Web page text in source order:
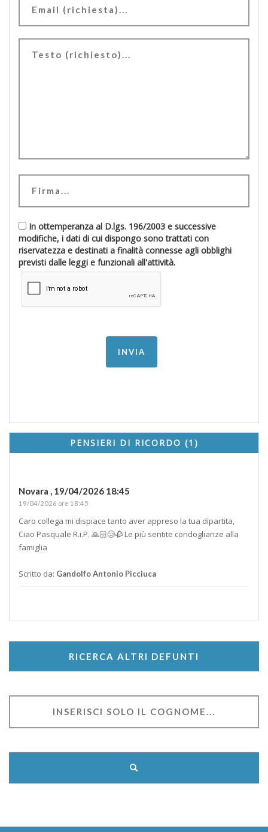
In ottemperanza al D.lgs. 196/2003 e successive
modifiche, i dati di cui dispongo sono trattati con
riservatezza e destinati a finalità connesse agli obblighi
previsti dalle leggi e funzionali all'attività.
PENSIERI DI RICORDO (1)
Novara , 19/04/2026 18:45
19/04/2026 ore 18:45
Caro collega mi dispiace tanto aver appreso la tua dipartita,
Ciao Pasquale R.i.P. 🙏🏻😢🥀 Le più sentite condoglianze alla
famiglia
Scritto da: Gandolfo Antonio Picciuca
RICERCA ALTRI DEFUNTI